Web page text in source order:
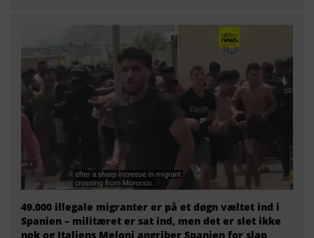
49.000 illegale migranter er på et døgn væltet ind i
Spanien – militæret er sat ind, men det er slet ikke
nok og Italiens Meloni angriber Spanien for slap